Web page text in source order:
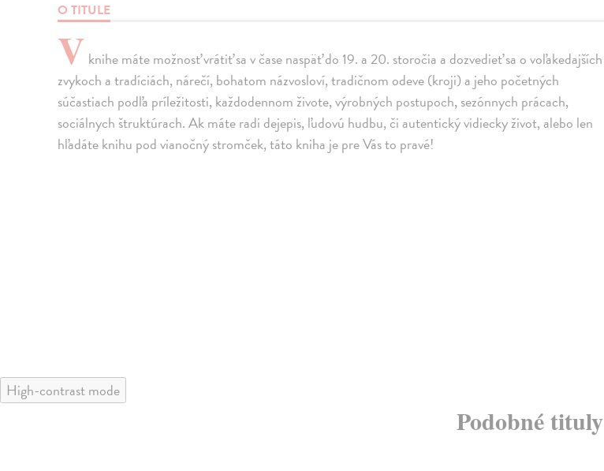
O TITULE
V knihe máte možnosť vrátiť sa v čase naspäť do 19. a 20. storočia a dozvedieť sa o voľakedajších
zvykoch a tradíciách, nárečí, bohatom názvosloví, tradičnom odeve (kroji) a jeho početných
súčastiach podľa príležitosti, každodennom živote, výrobných postupoch, sezónnych prácach,
sociálnych štruktúrach. Ak máte radi dejepis, ľudovú hudbu, či autentický vidiecky život, alebo len
hľadáte knihu pod vianočný stromček, táto kniha je pre Vás to pravé!
High-contrast mode
Podobné tituly